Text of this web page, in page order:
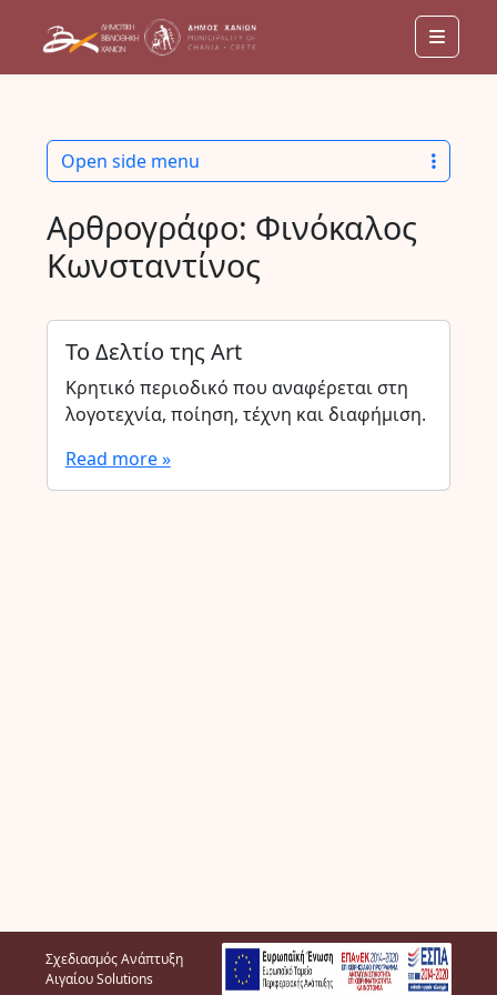
Menu
Αρθρογράφο: Φινόκαλος
Κωνσταντίνος
Το Δελτίο της Art
Κρητικό περιοδικό που αναφέρεται στη
λογοτεχνία, ποίηση, τέχνη και διαφήμιση.
Read more »
Open side menu
Σχεδιασμός Ανάπτυξη
Αιγαίου Solutions